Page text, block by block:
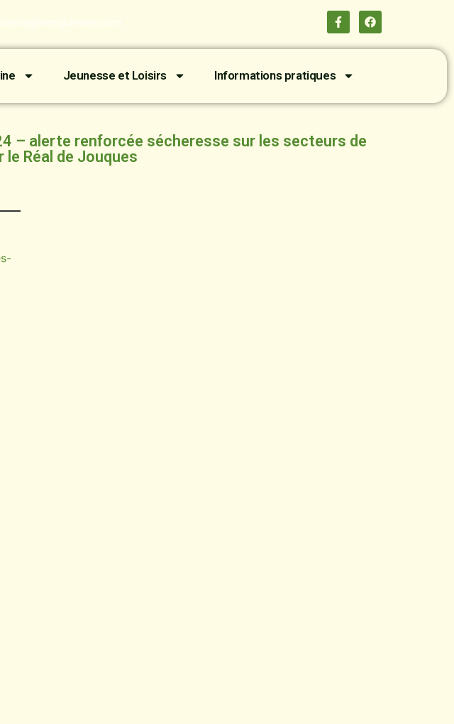
mairie@verquieres.com
Jeunesse et Loisirs Informations pratiques
– alerte renforcée sécheresse sur les secteurs de
le Réal de Jouques